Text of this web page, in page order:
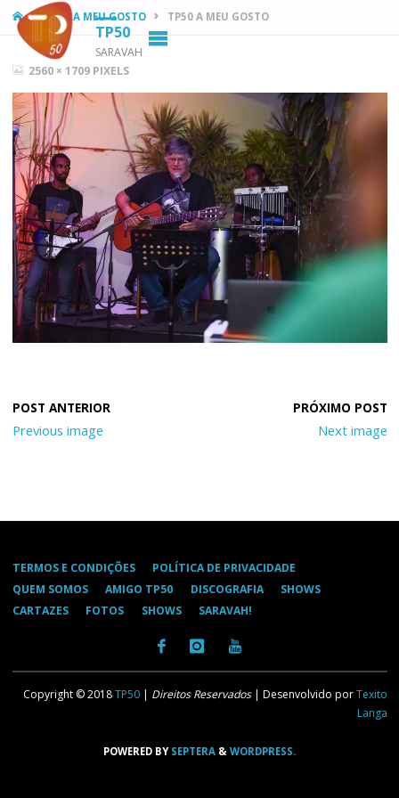
TP50
SARAVAH
HOMETP50 A MEU GOSTO TP50 A MEU GOSTO
FULL2560 × 1709 PIXELS
Previous image Next image
TERMOS E CONDIÇÕES
POLÍTICA DE PRIVACIDADE
QUEM SOMOS
AMIGO TP50 DISCOGRAFIA
SHOWS
CARTAZES
FOTOS SHOWS SARAVAH!
Copyright © 2018TP50 | Direitos Reservados| Desenvolvido porTexito
Langa
POWERED BYSEPTERA & WORDPRESS.